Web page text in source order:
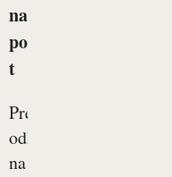
na
po
t
Pred
odhodom
na